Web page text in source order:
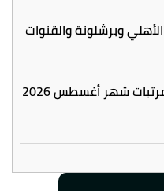
وبرشلونة والقنوات
بعد بيان المالية.. موعد صرف مرتبات شهر أغسطس 2026